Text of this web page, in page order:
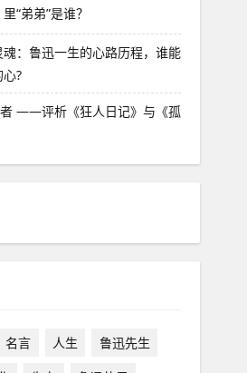
“弟弟”是谁？
：鲁迅一生的心路历程，谁能
?
者 ——评析《狂人日记》与《孤
名言 人生
鲁迅先生